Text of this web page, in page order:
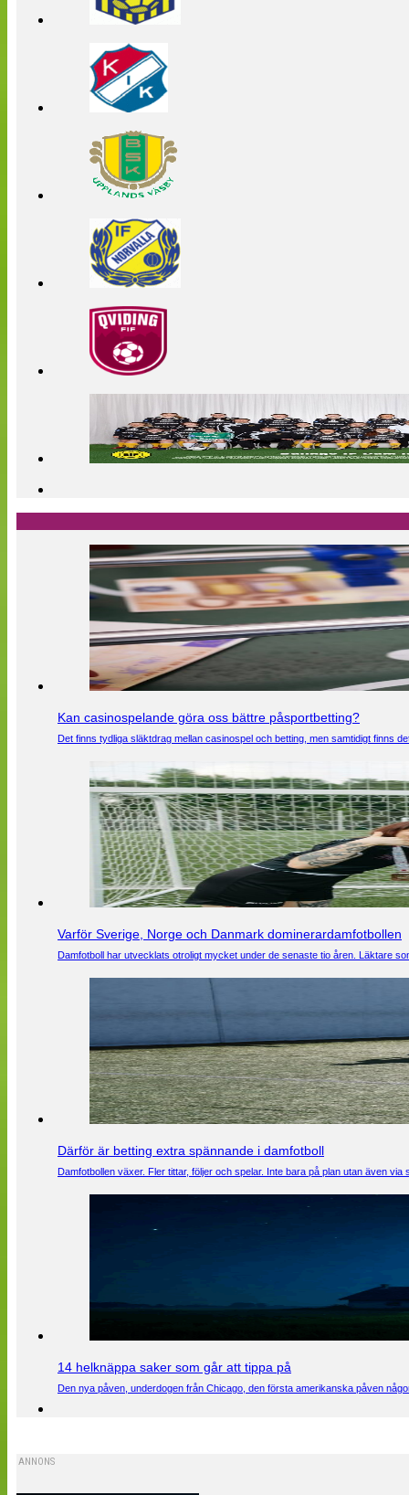
Kan casinospelande göra oss bättre påsportbetting?
Det finns tydliga släktdrag mellan casinospel och betting, men samtidigt finns
Varför Sverige, Norge och Danmark dominerardamfotbollen
Damfotboll har utvecklats otroligt mycket under de senaste tio åren. Läktare
Därför är betting extra spännande i damfotboll
Damfotbollen växer. Fler tittar, följer och spelar. Inte bara på plan utan även
14 helknäppa saker som går att tippa på
Den nya påven, underdogen från Chicago, den första amerikanska påven
ANNONS